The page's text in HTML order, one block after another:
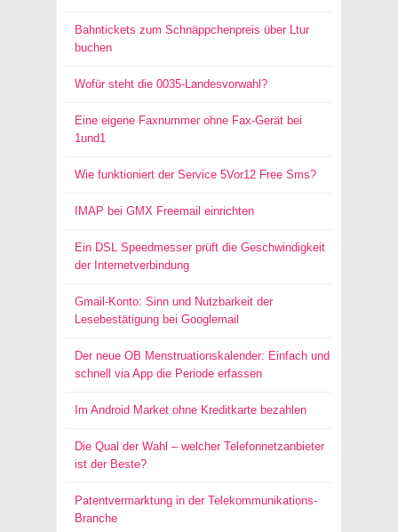
Bahntickets zum Schnäppchenpreis über Ltur
buchen
Wofür steht die 0035-Landesvorwahl?
Eine eigene Faxnummer ohne Fax-Gerät bei
1und1
Wie funktioniert der Service 5Vor12 Free Sms?
IMAP bei GMX Freemail einrichten
Ein DSL Speedmesser prüft die Geschwindigkeit
der Internetverbindung
Gmail-Konto: Sinn und Nutzbarkeit der
Lesebestätigung bei Googlemail
Der neue OB Menstruationskalender: Einfach und
schnell via App die Periode erfassen
Im Android Market ohne Kreditkarte bezahlen
Die Qual der Wahl – welcher Telefonnetzanbieter
ist der Beste?
Patentvermarktung in der Telekommunikations-
Branche